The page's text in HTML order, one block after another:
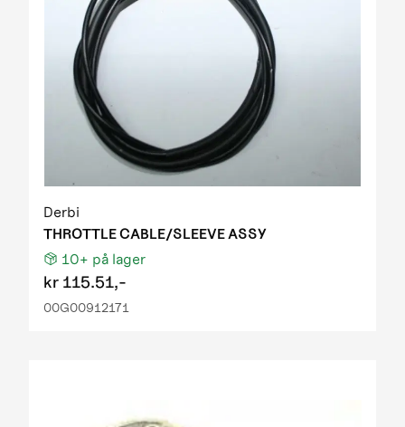
Derbi
THROTTLE CABLE/SLEEVE ASSY
10+ på lager
kr 115.51,-
00G00912171